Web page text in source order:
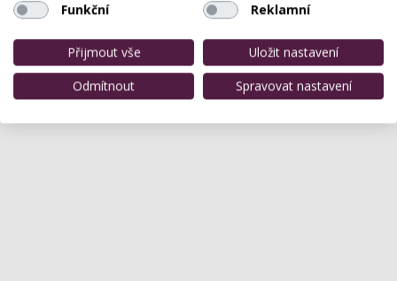
Funkční
Reklamní
Přijmout vše
Uložit nastavení
Odmítnout
Spravovat nastavení